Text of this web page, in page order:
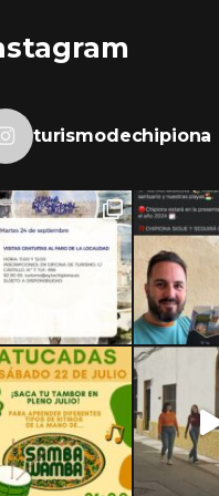
turismodechipiona